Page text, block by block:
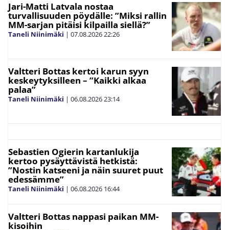
Jari-Matti Latvala nostaa
turvallisuuden pöydälle: ”Miksi rallin
MM-sarjan pitäisi kilpailla siellä?”
Taneli Niinimäki | 07.08.202622:26
Valtteri Bottas kertoi karun syyn
keskeytyksilleen – ”Kaikki alkaa
palaa”
Taneli Niinimäki | 06.08.202623:14
Sebastien Ogierin kartanlukija
kertoo pysäyttävistä hetkistä:
”Nostin katseeni ja näin suuret puut
edessämme”
Taneli Niinimäki | 06.08.2026 16:44
Valtteri Bottas nappasi paikan MM-
kisoihin